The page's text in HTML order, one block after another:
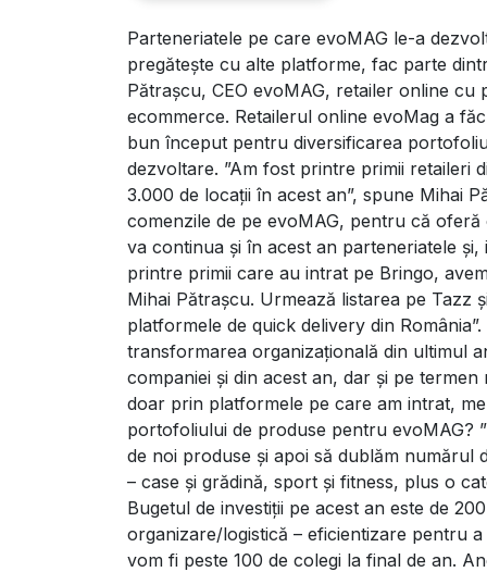
Retail Revolution.
Parteneriatele pe care evoMAG le-a
pregătește cu alte platforme, fac parte
Pătrașcu, CEO evoMAG, retailer online cu
ecommerce. Retailerul online evoMag a
bun început pentru diversificarea
dezvoltare. ”Am fost printre primii retaileri
3.000 de locații în acest an”, spune Mihai
comenzile de pe evoMAG, pentru că
va continua și în acest an parteneriatele
printre primii care au intrat pe Bringo,
Mihai Pătrașcu. Urmează listarea pe Tazz
platformele de quick delivery din România”.
transformarea organizațională din ultimul
companiei și din acest an, dar și pe
doar prin platformele pe care am intrat,
portofoliului de produse pentru evoMAG?
de noi produse și apoi să dublăm numărul
– case și grădină, sport și fitness, plus o
Bugetul de investiții pe acest an este de
organizare/logistică – eficientizare pentru
vom fi peste 100 de colegi la final de an.